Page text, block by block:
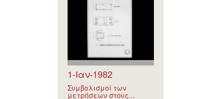
1-Ιαν-1982
Συμβολισμοί των
μετρήσεων στους...